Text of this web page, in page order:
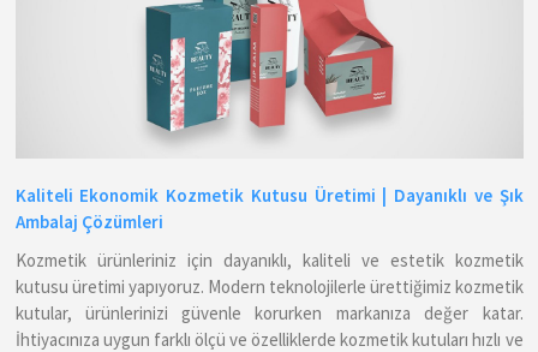
Kaliteli Ekonomik Kozmetik Kutusu Üretimi | Dayanıklı ve Şık
Ambalaj Çözümleri
Kozmetik ürünleriniz için dayanıklı, kaliteli ve estetik kozmetik
kutusu üretimi yapıyoruz. Modern teknolojilerle ürettiğimiz kozmetik
kutular, ürünlerinizi güvenle korurken markanıza değer katar.
İhtiyacınıza uygun farklı ölçü ve özelliklerde kozmetik kutuları hızlı ve